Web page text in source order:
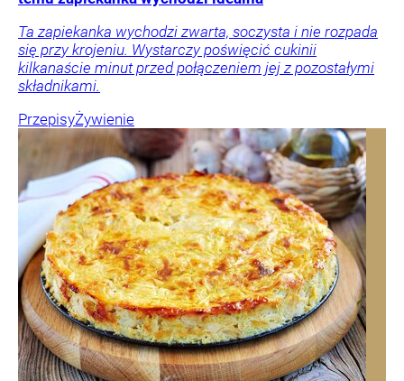
Ta zapiekanka wychodzi zwarta, soczysta i nie rozpada
się przy krojeniu. Wystarczy poświęcić cukinii
kilkanaście minut przed połączeniem jej z pozostałymi
składnikami.
PrzepisyŻywienie